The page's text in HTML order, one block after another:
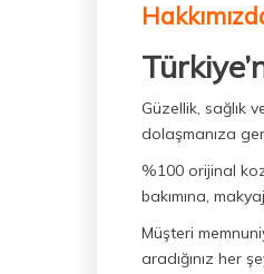
Güzellik, sağlık
dolaşmanıza
%100 orijinal
bakımına,
Müşteri
aradığınız her